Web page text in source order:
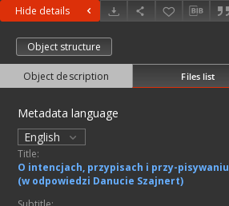
Hide details
Object structure
Object description Files list
Metadata language
English
Title:
O intencjach, przypisach i przy-pisywaniu
(w odpowiedzi Danucie Szajnert)